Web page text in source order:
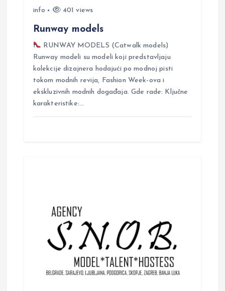
info 401 views
Runway models
RUNWAY MODELS (Catwalk models)
Runway modeli su modeli koji predstavljaju
kolekcije dizajnera hodajući po modnoj pisti
tokom modnih revija, Fashion Week-ova i
ekskluzivnih modnih događaja. Gde rade: Ključne
karakteristike:…